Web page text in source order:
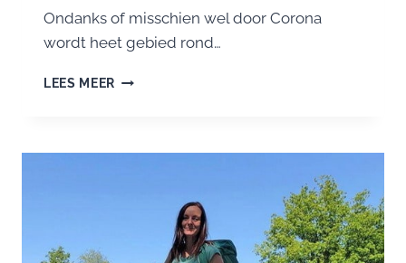
Ondanks of misschien wel door Corona
wordt heet gebied rond…
LEES MEER EERSTE